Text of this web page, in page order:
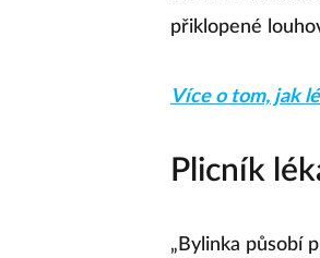
přiklopené
Více o tom, jak
Plicník
„Bylinka působí